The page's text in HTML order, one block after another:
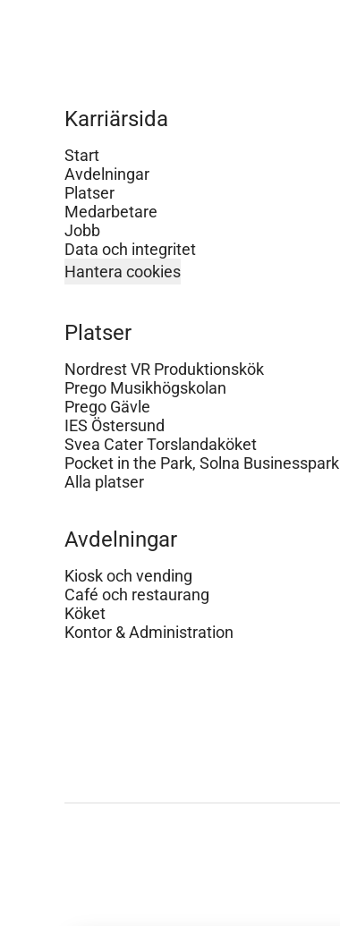
Karriärsida
Start
Avdelningar
Platser
Medarbetare
Jobb
Data och integritet
Hantera cookies
Platser
Nordrest VR Produktionskök
Prego Musikhögskolan
Prego Gävle
IES Östersund
Svea Cater Torslandaköket
Pocket in the Park, Solna Businesspark
Alla platser
Avdelningar
Kiosk och vending
Café och restaurang
Köket
Kontor & Administration